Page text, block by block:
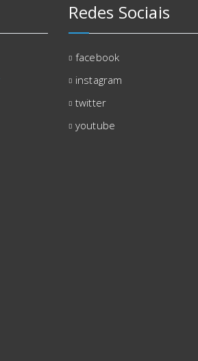
Redes Sociais
facebook
instagram
twitter
youtube